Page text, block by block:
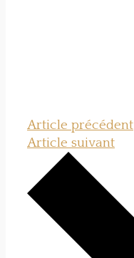
Article précédent
Article suivant